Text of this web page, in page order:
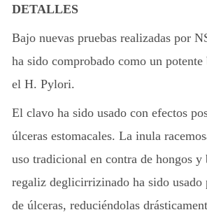
DETALLES
Bajo nuevas pruebas realizadas por
ha sido comprobado como un
el H. Pylori.
El clavo ha sido usado con efectos
úlceras estomacales. La inula
uso tradicional en contra de hongos y
regaliz deglicirrizinado ha sido usado
de úlceras, reduciéndolas